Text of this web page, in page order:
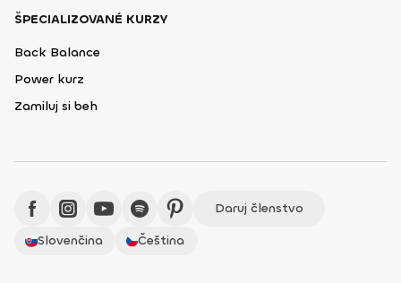
ŠPECIALIZOVANÉ KURZY
Back Balance
Power kurz
Zamiluj si beh
Daruj členstvo
Slovenčina
Čeština